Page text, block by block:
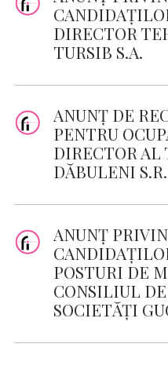
DIRECTOR
TURSIB S.A.
ANUNȚ DE
PENTRU
DIRECTOR AL
DĂBULENI
ANUNȚ
POSTURI DE
CONSILIUL
SOCIETĂȚI